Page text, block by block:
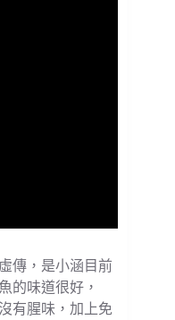
傳，是小涵目前
的味道很好，
有腥味，加上免